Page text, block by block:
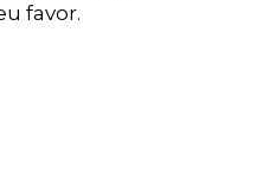
favor.